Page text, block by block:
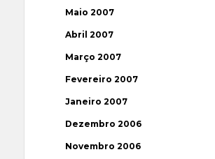
Maio 2007
Abril 2007
Março 2007
Fevereiro 2007
Janeiro 2007
Dezembro 2006
Novembro 2006